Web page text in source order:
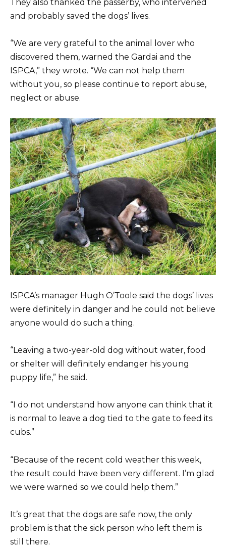
They also thanked the passerby, who intervened
and probably saved the dogs’ lives.
“We are very grateful to the animal lover who
discovered them, warned the Gardai and the
ISPCA,” they wrote. “We can not help them
without you, so please continue to report abuse,
neglect or abuse.
ISPCA’s manager Hugh O’Toole said the dogs’ lives
were definitely in danger and he could not believe
anyone would do such a thing.
“Leaving a two-year-old dog without water, food
or shelter will definitely endanger his young
puppy life,” he said.
“I do not understand how anyone can think that it
is normal to leave a dog tied to the gate to feed its
cubs.”
“Because of the recent cold weather this week,
the result could have been very different. I’m glad
we were warned so we could help them.”
It’s great that the dogs are safe now, the only
problem is that the sick person who left them is
still there.